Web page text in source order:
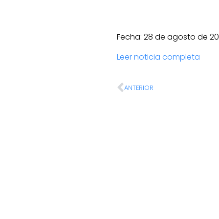
Fecha: 28 de agosto de
Leer noticia completa
ANTERIOR